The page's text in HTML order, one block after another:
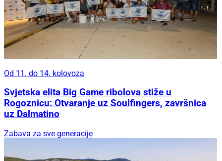
Od 11. do 14. kolovoza
Svjetska elita Big Game ribolova stiže u
Rogoznicu: Otvaranje uz Soulfingers, završnica
uz Dalmatino
Zabava za sve generacije